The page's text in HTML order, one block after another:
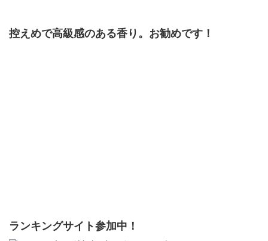
控えめで高級感のある香り。お勧めです！
ランキングサイト参加中！